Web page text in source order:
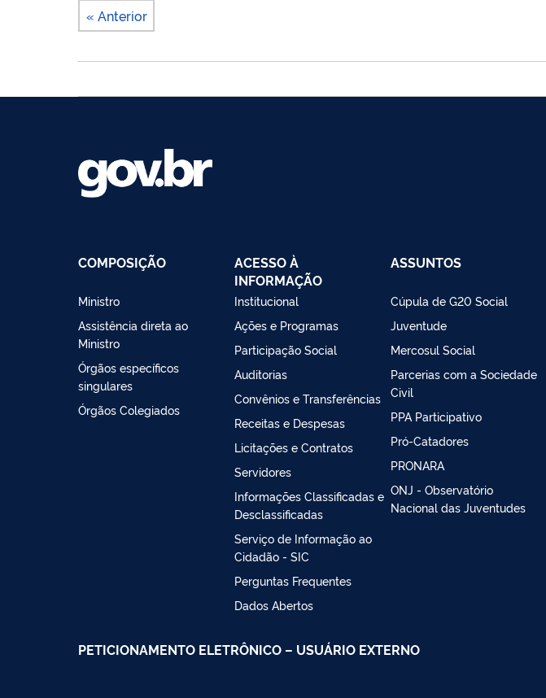
« Anterior
COMPOSIÇÃO
Ministro
Assistência direta ao
Ministro
Órgãos específicos
singulares
Órgãos Colegiados
ACESSO À
INFORMAÇÃO
Institucional
Ações e Programas
Participação Social
Auditorias
Convênios e Transferências
Receitas e Despesas
Licitações e Contratos
Servidores
Informações Classificadas e
Desclassificadas
Serviço de Informação ao
Cidadão - SIC
Perguntas Frequentes
Dados Abertos
ASSUNTOS
Cúpula de G20 Social
Juventude
Mercosul Social
Parcerias com a Sociedade
Civil
PPA Participativo
Pró-Catadores
PRONARA
ONJ - Observatório
Nacional das Juventudes
PETICIONAMENTO ELETRÔNICO – USUÁRIO EXTERNO